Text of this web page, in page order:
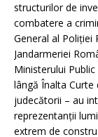
structurilor de
combatere a
General al Poliției
Jandarmeriei
Ministerului
lângă Înalta Curte
judecătorii – au
reprezentanții
extrem de